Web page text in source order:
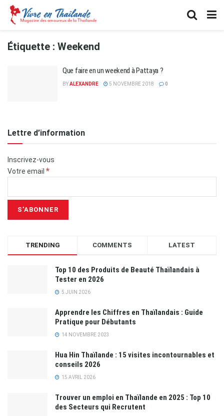
Étiquette : Weekend
Que faire en un weekend à Pattaya ?
BYALEXANDRE 5 NOVEMBRE 2018 0
Lettre d’information
Inscrivez-vous
Votre email *
TRENDING COMMENTS LATEST
Top 10 des Produits de Beauté Thaïlandais à
Tester en 2026
5 JUIN 2026
Apprendre les Chiffres en Thaïlandais : Guide
Pratique pour Débutants
14 NOVEMBRE 2023
Hua Hin Thaïlande : 15 visites incontournables et
conseils 2026
15 AVRIL 2026
Trouver un emploi en Thaïlande en 2025 : Top 10
des Secteurs qui Recrutent